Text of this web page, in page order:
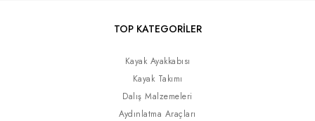
TOP KATEGORİLER
Kayak Ayakkabısı
Kayak Takımı
Dalış Malzemeleri
Aydınlatma Araçları